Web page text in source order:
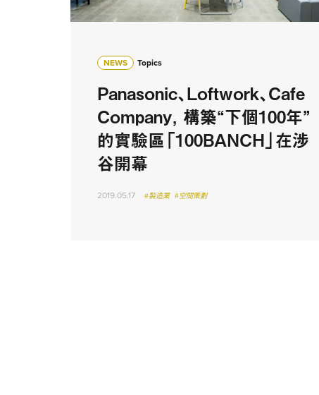
NEWS Topics
Panasonic、Loftwork、Cafe
Company， 構築“下個100年”
的實驗區「100BANCH」在涉
谷開幕
2019.05.17 #製造業 #空間策劃